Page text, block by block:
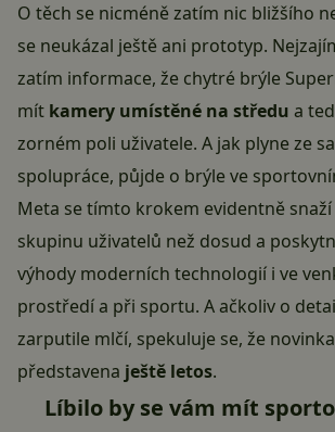
O těch se nicméně zatím nic bližšího
se neukázal ještě ani prototyp.
zatím informace, že chytré brýle
mít kamery umístěné na středu a
zorném poli uživatele. A jak plyne ze
spolupráce, půjde o brýle ve
Meta se tímto krokem evidentně
skupinu uživatelů než dosud a
výhody moderních technologií i ve
prostředí a při sportu. A ačkoliv o
zarputile mlčí, spekuluje se, že
představena ještě letos.
Líbilo by se vám mít